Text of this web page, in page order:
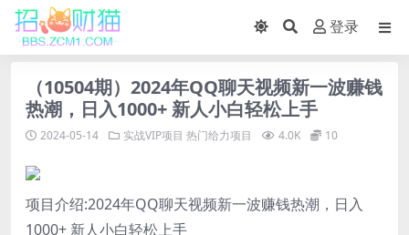
登录
（10504期）2024年QQ聊天视频新一波赚钱
热潮，日入1000+ 新人小白轻松上手
2024-05-14 实战VIP项目 热门给力项目 4.0K 10
项目介绍:2024年QQ聊天视频新一波赚钱热潮，日入
1000+ 新人小白轻松上手